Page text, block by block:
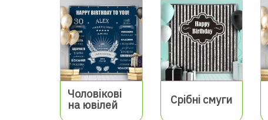
Чоловікові
на ювілей
Срібні смуги